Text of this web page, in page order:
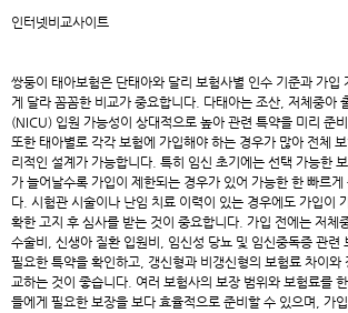
인터넷비교사이트
쌍둥이 태아보험은 단태아와 달리 보험사별 인수 기준과 가입
게 달라 꼼꼼한 비교가 중요합니다. 다태아는 조산, 저체중아
(NICU) 입원 가능성이 상대적으로 높아 관련 특약을 미리 준
또한 태아별로 각각 보험에 가입해야 하는 경우가 많아 전체
리적인 설계가 가능합니다. 특히 임신 초기에는 선택 가능한
가 늘어날수록 가입이 제한되는 경우가 있어 가능한 한 빠르게
다. 시험관 시술이나 난임 치료 이력이 있는 경우에도 가입이
확한 고지 후 심사를 받는 것이 중요합니다. 가입 전에는 저체
수술비, 신생아 질환 입원비, 임신성 당뇨 및 임신중독증 관련
필요한 특약을 확인하고, 갱신형과 비갱신형의 보험료 차이와
교하는 것이 좋습니다. 여러 보험사의 보장 범위와 보험료를
들에게 필요한 보장을 보다 효율적으로 준비할 수 있으며, 가